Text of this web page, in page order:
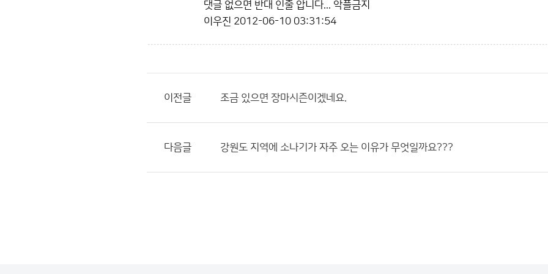
댓글 없으면 반대 인줄 압니다... 악플금지
이우진 2012-06-10 03:31:54
이전글 조금 있으면 장마시즌이겠네요.
다음글 강원도 지역에 소나기가 자주 오는 이유가 무엇일까요???